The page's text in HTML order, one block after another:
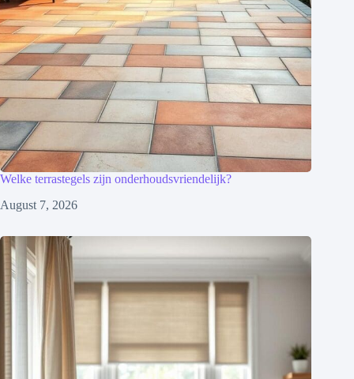
Welke terrastegels zijn onderhoudsvriendelijk?
August 7, 2026